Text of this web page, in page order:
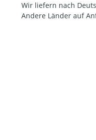
Wir liefern nach
Andere Länder auf